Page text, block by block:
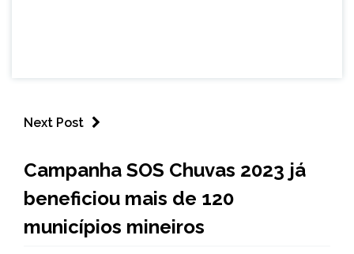
Next Post
GERAIS
NOTÍCIAS
Campanha SOS Chuvas 2023 já
beneficiou mais de 120
municípios mineiros